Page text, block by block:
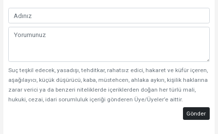
Suç teşkil edecek, yasadışı, tehditkar, rahatsız edici, hakaret ve küfür içeren,
aşağılayıcı, küçük düşürücü, kaba, müstehcen, ahlaka aykırı, kişilik haklarına
zarar verici ya da benzeri niteliklerde içeriklerden doğan her türlü mali,
hukuki, cezai, idari sorumluluk içeriği gönderen Üye/Üyeler’e aittir.
Gönder